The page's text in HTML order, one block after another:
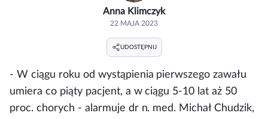
Anna Klimczyk
22 MAJA 2023
UDOSTĘPNIJ
- W ciągu roku od wystąpienia pierwszego zawału
umiera co piąty pacjent, a w ciągu 5-10 lat aż 50
proc. chorych - alarmuje dr n. med. Michał Chudzik,